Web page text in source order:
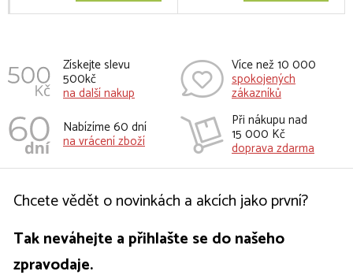
Získejte slevu
500kč
na další nakup
Více než 10 000
spokojených
zákazníků
Nabízíme 60 dní
na vrácení zboží
Při nákupu nad
15 000 Kč
doprava zdarma
Chcete vědět o novinkách a akcích jako první?
Tak neváhejte a přihlašte se do našeho
zpravodaje.